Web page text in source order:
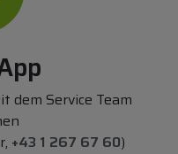
Service Team
+43 1 267 67 60)